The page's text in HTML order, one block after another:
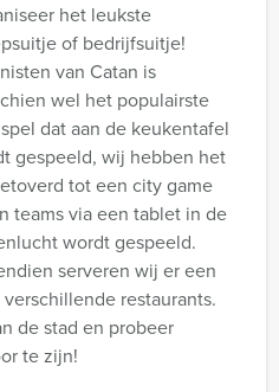
het leukste
of bedrijfsuitje!
van Catan is
wel het populairste
dat aan de keukentafel
gespeeld, wij hebben het
tot een city game
teams via een tablet in de
wordt gespeeld.
serveren wij er een
restaurants.
de stad en probeer
te zijn!